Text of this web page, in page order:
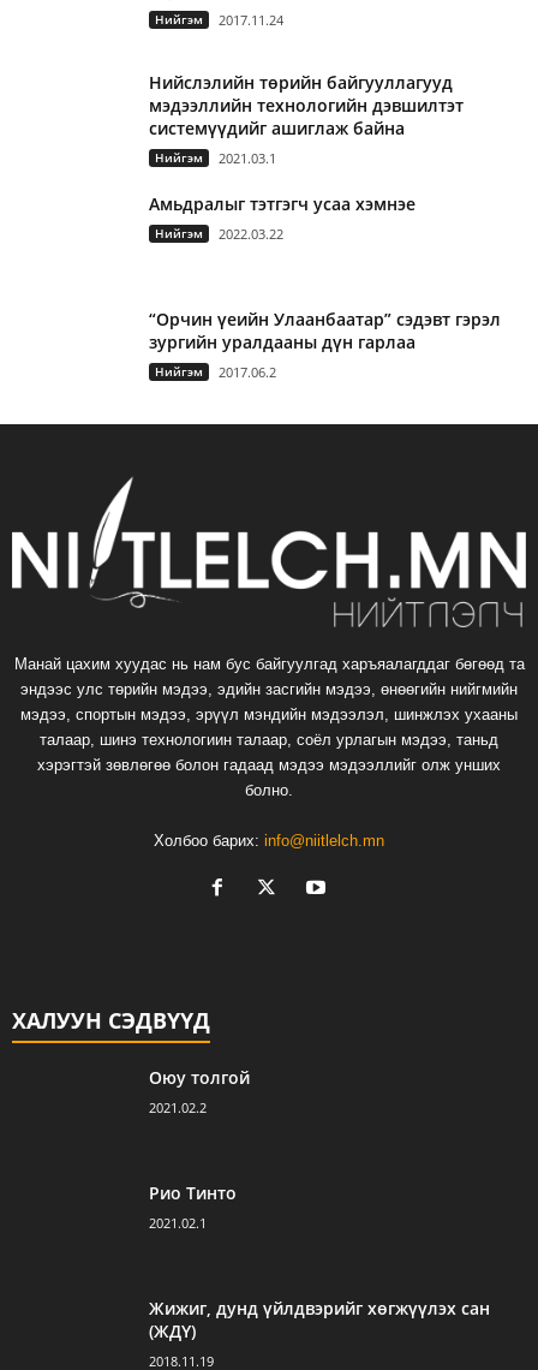
Нийгэм 2017.11.24
Нийслэлийн төрийн байгууллагууд
мэдээллийн технологийн дэвшилтэт
системүүдийг ашиглаж байна
Нийгэм 2021.03.1
Амьдралыг тэтгэгч усаа хэмнэе
Нийгэм 2022.03.22
“Орчин үеийн Улаанбаатар” сэдэвт гэрэл
зургийн уралдааны дүн гарлаа
Нийгэм 2017.06.2
Манай цахим хуудас нь нам бус байгуулгад харъяалагддаг бөгөөд та
эндээс улс төрийн мэдээ, эдийн засгийн мэдээ, өнөөгийн нийгмийн
мэдээ, спортын мэдээ, эрүүл мэндийн мэдээлэл, шинжлэх ухааны
талаар, шинэ технологиин талаар, соёл урлагын мэдээ, таньд
хэрэгтэй зөвлөгөө болон гадаад мэдээ мэдээллийг олж унших
болно.
Холбоо барих: info@niitlelch.mn
ХАЛУУН СЭДВҮҮД
Оюу толгой
2021.02.2
Рио Тинто
2021.02.1
Жижиг, дунд үйлдвэрийг хөгжүүлэх сан
(ЖДҮ)
2018.11.19